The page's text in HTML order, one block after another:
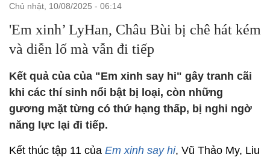
chủ nhật, 10/08/2025 - 06:14
'Em xinh’ LyHan, Châu Bùi bị chê hát kém
và diễn lố mà vẫn đi tiếp
Kết quả của của "Em xinh say hi" gây tranh cãi
khi các thí sinh nổi bật bị loại, còn những
gương mặt từng có thứ hạng thấp, bị nghi ngờ
năng lực lại đi tiếp.
Kết thúc tập 11 của Em xinh say hi, Vũ Thảo My, Liu